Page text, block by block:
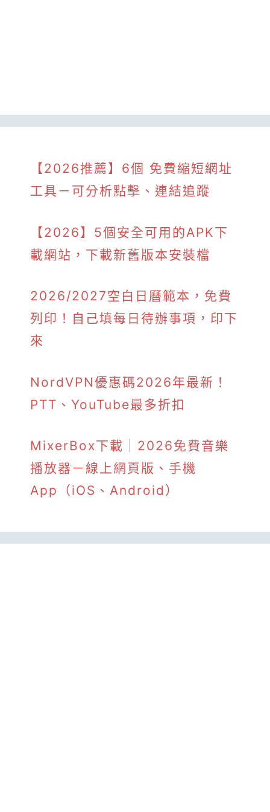
【2026推薦】6個 免費縮短網址
工具－可分析點擊、連結追蹤
【2026】5個安全可用的APK下
載網站，下載新舊版本安裝檔
2026/2027空白日曆範本，免費
列印！自己填每日待辦事項，印下
來
NordVPN優惠碼2026年最新！
PTT、YouTube最多折扣
MixerBox下載｜2026免費音樂
播放器－線上網頁版、手機
App（iOS、Android）